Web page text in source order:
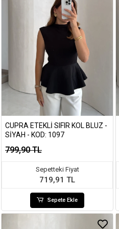
CUPRA ETEKLI SIFIR KOL BLUZ -
SIYAH - KOD: 1097
799,90 TL
Sepetteki Fiyat
719,91 TL
Sepete Ekle